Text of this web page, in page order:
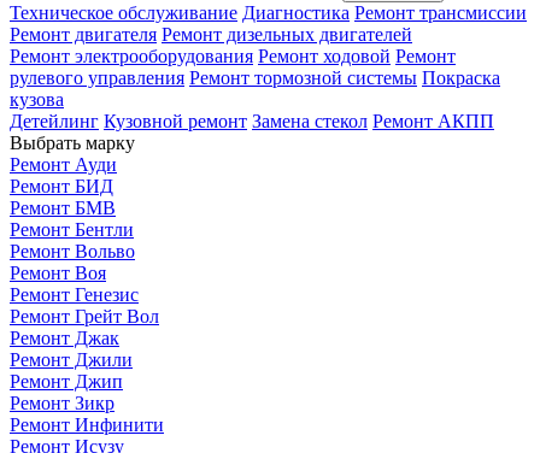
Техническое обслуживание Диагностика Ремонт трансмиссии
Ремонт двигателя Ремонт дизельных двигателей
Ремонт электрооборудования Ремонт ходовой Ремонт
рулевого управления Ремонт тормозной системы Покраска
кузова
Детейлинг Кузовной ремонт Замена стекол Ремонт АКПП
Выбрать марку
Ремонт Ауди
Ремонт БИД
Ремонт БМВ
Ремонт Бентли
Ремонт Вольво
Ремонт Воя
Ремонт Генезис
Ремонт Грейт Вол
Ремонт Джак
Ремонт Джили
Ремонт Джип
Ремонт Зикр
Ремонт Инфинити
Ремонт Исузу